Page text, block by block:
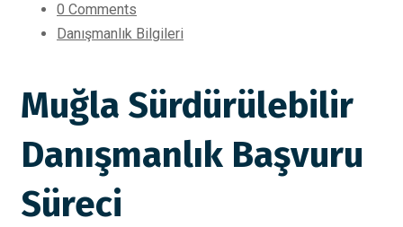
0 Comments
Danışmanlık Bilgileri
Muğla Sürdürülebilir
Danışmanlık Başvuru
Süreci